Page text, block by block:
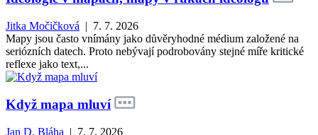
Jitka Močičková | 7. 7. 2026
Mapy jsou často vnímány jako důvěryhodné médium založené na
seriózních datech. Proto nebývají podrobovány stejné míře kritické
reflexe jako text,...
Když mapa mluví
Jan D. Bláha | 7. 7. 2026